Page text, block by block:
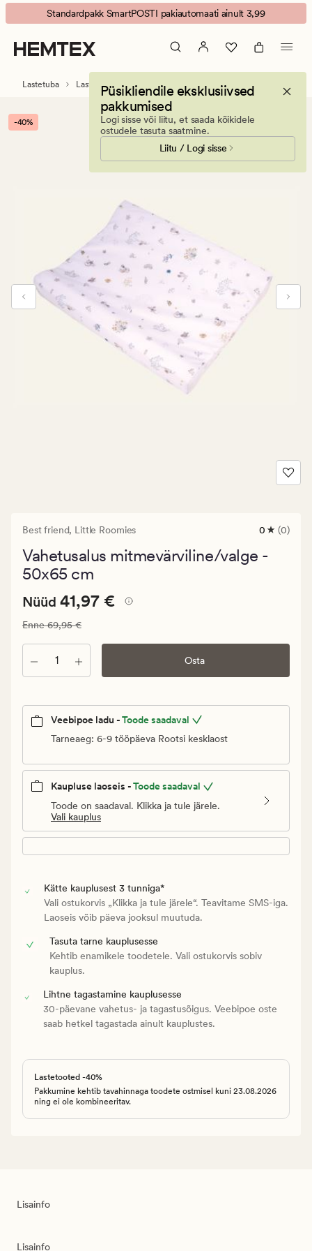
Best
friend
vahetusalus
mitmevärviline/valge
Animated
banner.
Press
ESCAPE
Standardpakk SmartPOSTI pakiautomaati ainult 3,99
Püsikliendile eksklusiivsed
pakkumised
Logi sisse või liitu, et saada kõikidele
ostudele tasuta saatmine.
Liitu / Logi sisse
Lastetuba Lastetarvikud Imetamispadjad ja mähkimisalused
-40%
Best friend, Little Roomies
0
keskmise
0 (0)
Vahetusalus mitmevärviline/valge -
50x65 cm
Nåværende
41,97
€.
Vanlig
pris_ee
Nåværende pris_ee
Nüüd 41,97 €
Vanlig pris_ee
Enne69,95 €
Kogus Osta
Veebipoe ladu -Toode saadaval
Tarneaeg: 6-9 tööpäeva Rootsi kesklaost
Kaupluse laoseis -Toode saadaval
Toode on saadaval. Klikka ja tule järele.
Vali kauplus
Kätte kauplusest 3 tunniga*
Vali ostukorvis „Klikka ja tule järele“. Teavitame SMS-iga.
Laoseis võib päeva jooksul muutuda.
Tasuta tarne kauplusesse
Kehtib enamikele toodetele. Vali ostukorvis sobiv
kauplus.
Lihtne tagastamine kauplusesse
30-päevane vahetus- ja tagastusõigus. Veebipoe oste
saab hetkel tagastada ainult kauplustes.
Lastetooted -40%
Pakkumine kehtib tavahinnaga toodete ostmisel kuni 23.08.2026
ning ei ole kombineeritav.
Lisainfo
Lisainfo